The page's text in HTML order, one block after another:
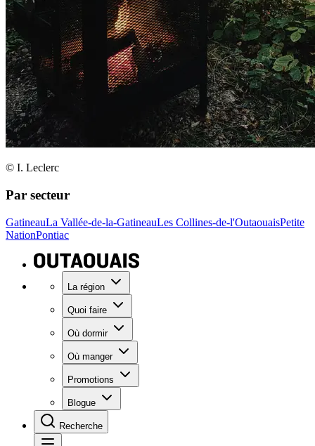
© I. Leclerc
Par secteur
GatineauLa Vallée-de-la-GatineauLes Collines-de-l'OutaouaisPetite
NationPontiac
La région
Quoi faire
Où dormir
Où manger
Promotions
Blogue
Recherche